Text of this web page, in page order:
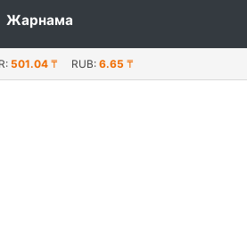
Жарнама
...
Қаламқас кен орнында
501.04 ₸ RUB: 6.65 ₸